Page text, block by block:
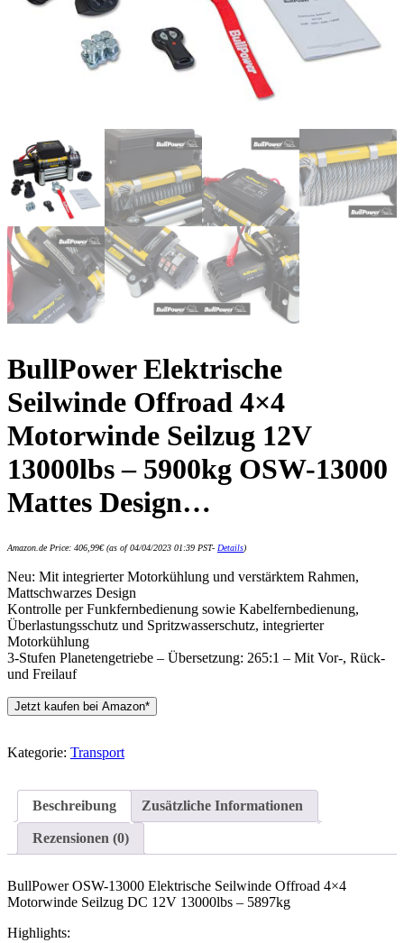
BullPower Elektrische
Seilwinde Offroad 4×4
Motorwinde Seilzug 12V
13000lbs – 5900kg OSW-13000
Mattes Design…
Amazon.de Price: 406,99€(as of 04/04/2023 01:39 PST- Details)
Neu: Mit integrierter Motorkühlung und verstärktem Rahmen,
Mattschwarzes Design
Kontrolle per Funkfernbedienung sowie Kabelfernbedienung,
Überlastungsschutz und Spritzwasserschutz, integrierter
Motorkühlung
3-Stufen Planetengetriebe – Übersetzung: 265:1 – Mit Vor-, Rück-
und Freilauf
Jetzt kaufen bei Amazon*
Kategorie: Transport
Beschreibung Zusätzliche Informationen
Rezensionen (0)
BullPower OSW-13000 Elektrische Seilwinde Offroad 4×4
Motorwinde Seilzug DC 12V 13000lbs – 5897kg
Highlights: